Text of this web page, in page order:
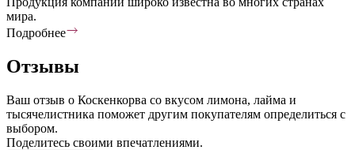
мира.
Подробнее
Отзывы
Ваш отзыв о Коскенкорва со вкусом лимона, лайма и
тысячелистника поможет другим покупателям определиться с
выбором.
Поделитесь своими впечатлениями.